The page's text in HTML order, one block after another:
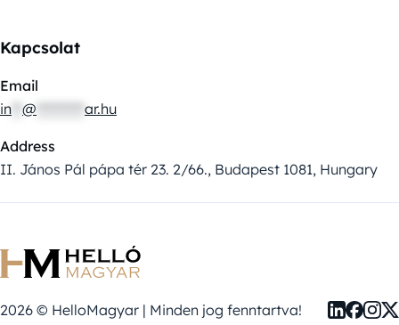
Kapcsolat
Email
in @ ar.hu
Address
II. János Pál pápa tér 23. 2/66., Budapest 1081, Hungary
2026 © HelloMagyar | Minden jog fenntartva!